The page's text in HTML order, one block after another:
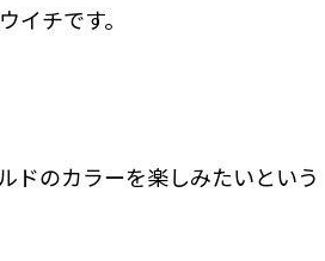
チです。
ドのカラーを楽しみたいという